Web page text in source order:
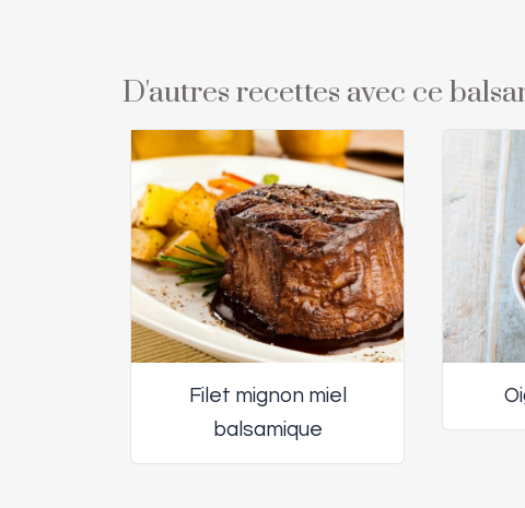
D'autres recettes avec ce
Filet mignon miel
balsamique